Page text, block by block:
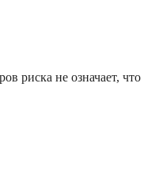
риска не означает, что